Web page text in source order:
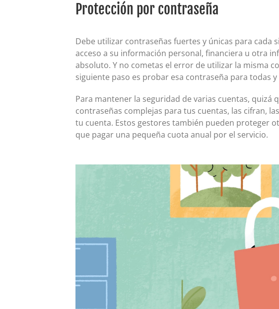
Protección por contraseña
Debe utilizar contraseñas fuertes y únicas para
acceso a su información personal, financiera u otra
absoluto. Y no cometas el error de utilizar la misma
siguiente paso es probar esa contraseña para todas
Para mantener la seguridad de varias cuentas,
contraseñas complejas para tus cuentas, las cifran,
tu cuenta. Estos gestores también pueden proteger
que pagar una pequeña cuota anual por el servicio.